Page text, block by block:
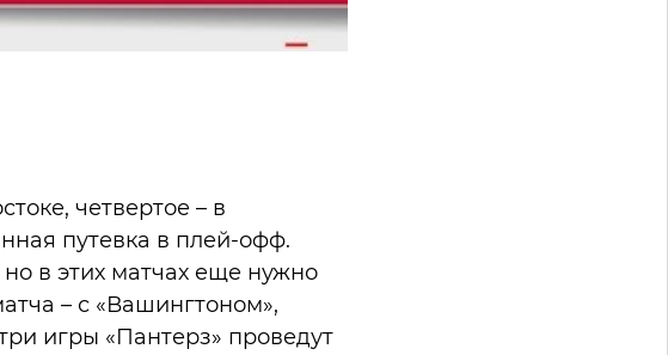
четвертое – в
путевка в плей-офф.
но в этих матчах еще нужно
– с «Вашингтоном»,
игры «Пантерз» проведут